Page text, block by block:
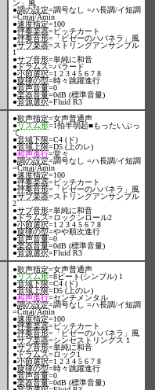
ン」風
●調の設定=調号なし =ハ長調/イ短調
=Cmaj/Amin
●速度指定=100
●伴奏楽器=ピッチカート
●伴奏音形=「ビゼーのハバネラ」風
●サブ楽器=ストリングアンサンブル
1
●サブ音形=単純に和音
●ドラムス=バラード
●小節選択=1 2 3 4 5 6 7 8
●旋律の型=時々跳躍進行
●音声音量=0
●楽器音量=0dB (標準音量)
●音源選択=Fluid R3
●歌声指定=女声普通声
●リズム形=1拍半弱起■もったいぶっ
て
●音域下限=C4 (ド)
●音域上限=D5 (上のレ)
●和声進行=堂々
●調の設定=調号なし =ハ長調/イ短調
=Cmaj/Amin
●速度指定=100
●伴奏楽器=ピッチカート
●伴奏音形=「ビゼーのハバネラ」風
●サブ楽器=ストリングアンサンブル
2
●サブ音形=単純に和音
●ドラムス=ロックンロール2
●小節選択=1 2 3 4 5 6 7 8
●旋律の型=やや順次進行
●音声音量=0
●楽器音量=0dB (標準音量)
●音源選択=Fluid R3
●歌声指定=女声普通声
●リズム形=8ビート(シンプル) 1
●音域下限=C4 (ド)
●音域上限=D5 (上のレ)
●和声進行=センチメンタル
●調の設定=調号なし =ハ長調/イ短調
=Cmaj/Amin
●速度指定=100
●伴奏楽器=ピッチカート
●伴奏音形=「ビゼーのハバネラ」風
●サブ楽器=シンセストリングス 1
●サブ音形=単純に和音
●ドラムス=ロック1
●小節選択=1 2 3 4 5 6 7 8
●旋律の型=時々跳躍進行
●音声音量=0
●楽器音量=0dB (標準音量)